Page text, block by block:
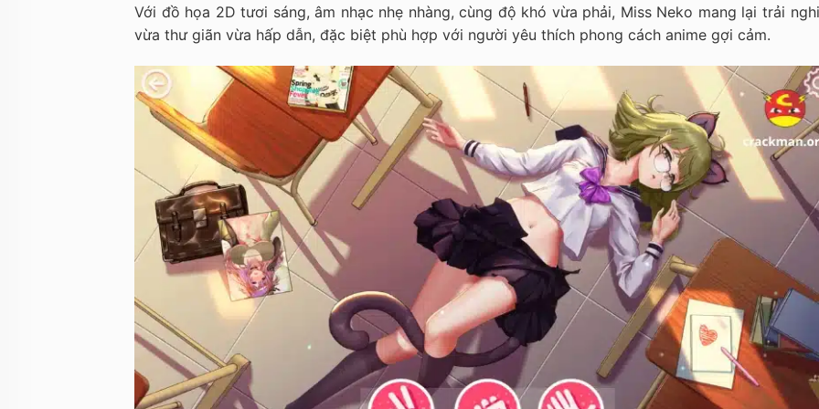
Với đồ họa 2D tươi sáng, âm nhạc nhẹ nhàng, cùng độ khó vừa phải, Miss Neko mang lại trải
vừa thư giãn vừa hấp dẫn, đặc biệt phù hợp với người yêu thích phong cách anime gợi cảm.